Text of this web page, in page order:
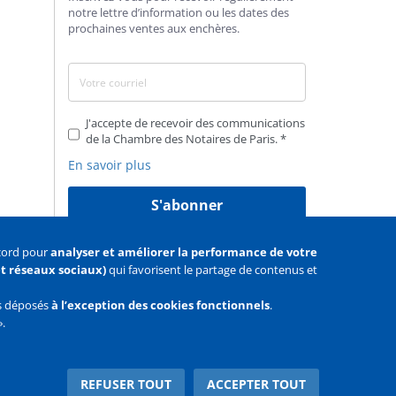
notre lettre d’information ou les dates des
prochaines ventes aux enchères.
J'accepte de recevoir des communications
de la Chambre des Notaires de Paris.
En savoir plus
S'abonner
pouranalyser et améliorer la performance de votre
réseaux sociaux)qui favorisent le partage de contenus et
déposésà l’exception des cookies fonctionnels.
ACCEPTER TOUT
REFUSER TOUT